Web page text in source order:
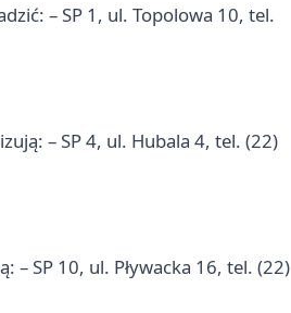
– SP 1, ul. Topolowa 10, tel.
– SP 4, ul. Hubala 4, tel. (22)
SP 10, ul. Pływacka 16, tel. (22)